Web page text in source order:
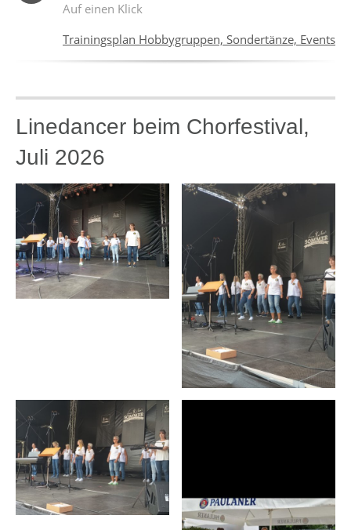
Auf einen Klick
Trainingsplan Hobbygruppen, Sondertänze, Events
Linedancer beim Chorfestival,
Juli 2026